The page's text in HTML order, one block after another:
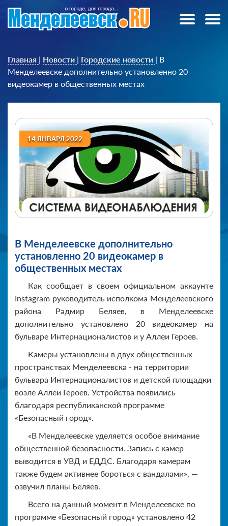
Главная | Новости | Городские новости | В
Менделеевске дополнительно установленно 20
видеокамер в общественных местах
14 ЯНВАРЯ 2022
В Менделеевске дополнительно
установленно 20 видеокамер в
общественных местах
Как сообщает в своем официальном аккаунте
Instagram руководитель исполкома Менделеевского
района Радмир Беляев, в Менделеевске
дополнительно установлено 20 видеокамер на
бульваре Интернационалистов и у Аллеи Героев.
Камеры установлены в двух общественных
пространствах Менделеевска - на территории
бульвара Интернационалистов и детской площадки
возле Аллеи Героев. Устройства появились
благодаря республиканской программе
«Безопасный город».
«В Менделеевске уделяется особое внимание
общественной безопасности. Запись с камер
выводится в УВД и ЕДДС. Благодаря камерам
также будем активнее бороться с вандалами», —
озвучил планы Беляев.
Всего на данный момент в Менделеевске по
программе «Безопасный город» установлено 42